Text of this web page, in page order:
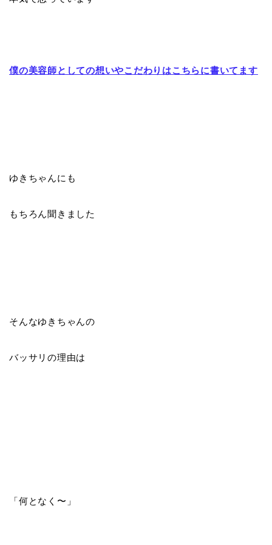
僕の美容師としての想いやこだわりはこちらに書いてます
ゆきちゃんにも
もちろん聞きました
そんなゆきちゃんの
バッサリの理由は
「何となく〜」